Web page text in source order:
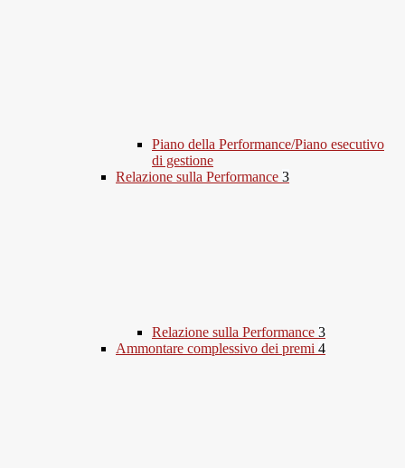
Piano della Performance/Piano esecutivo
di gestione
Relazione sulla Performance 3
Relazione sulla Performance 3
Ammontare complessivo dei premi 4